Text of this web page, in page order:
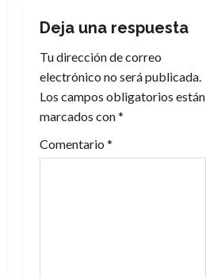
i
ó
n
d
e
Deja una respuesta
Tu dirección de correo
electrónico no será publicada.
Los campos obligatorios están
marcados con*
Comentario *